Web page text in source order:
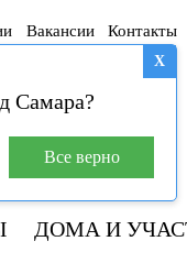
Вакансии Контакты
База покупателей (601)
8 800 250-04-53
ДОМА И
X
Самара?
Все верно